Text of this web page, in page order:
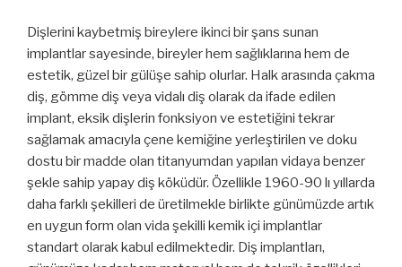
Dişlerini kaybetmiş bireylere ikinci bir şans sunan
implantlar sayesinde, bireyler hem sağlıklarına hem de
estetik, güzel bir gülüşe sahip olurlar. Halk arasında çakma
diş, gömme diş veya vidalı diş olarak da ifade edilen
implant, eksik dişlerin fonksiyon ve estetiğini tekrar
sağlamak amacıyla çene kemiğine yerleştirilen ve doku
dostu bir madde olan titanyumdan yapılan vidaya benzer
şekle sahip yapay diş köküdür. Özellikle 1960-90 lı yıllarda
daha farklı şekilleri de üretilmekle birlikte günümüzde artık
en uygun form olan vida şekilli kemik içi implantlar
standart olarak kabul edilmektedir. Diş implantları,